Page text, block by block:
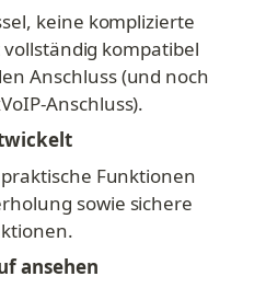
keine komplizierte
kompatibel
Anschluss (und noch
Anschluss).
Funktionen
sowie sichere
ansehen